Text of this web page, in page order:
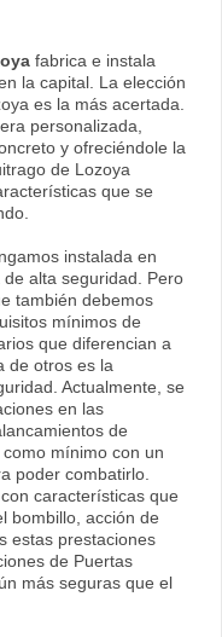
fabrica e instala
la capital. La elección
es la más acertada.
personalizada,
y ofreciéndole la
de Lozoya
que se
instalada en
alta seguridad. Pero
también debemos
mínimos de
que diferencian a
de otros es la
Actualmente, se
en las
de
mínimo con un
poder combatirlo.
características que
bombillo, acción de
estas prestaciones
de Puertas
más seguras que el